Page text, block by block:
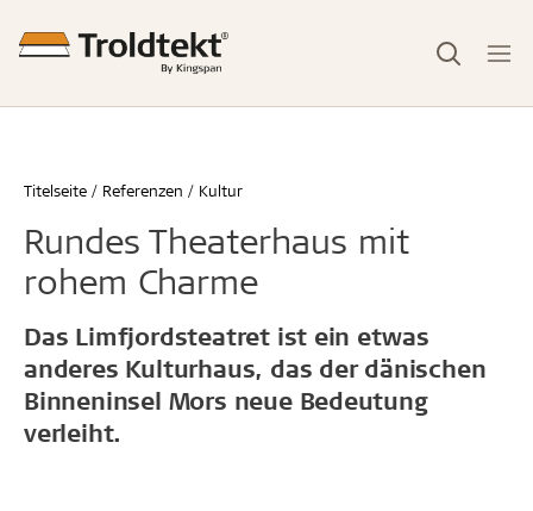
Titelseite Referenzen Kultur
Rundes Theaterhaus mit
rohem Charme
Das Limfjordsteatret ist ein etwas
anderes Kulturhaus, das der dänischen
Binneninsel Mors neue Bedeutung
verleiht.